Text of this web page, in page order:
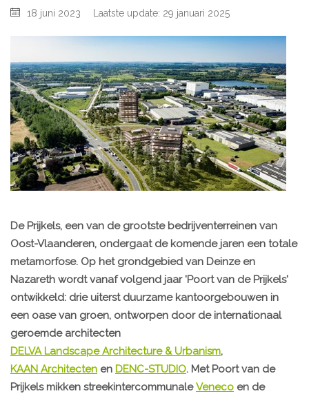
18 juni 2023 Laatste update: 29 januari 2025
De Prijkels, een van de grootste bedrijventerreinen van
Oost-Vlaanderen, ondergaat de komende jaren een totale
metamorfose. Op het grondgebied van Deinze en
Nazareth wordt vanaf volgend jaar 'Poort van de Prijkels'
ontwikkeld: drie uiterst duurzame kantoorgebouwen in
een oase van groen, ontworpen door de internationaal
geroemde architecten
DELVA Landscape Architecture & Urbanism,
KAAN Architecten en DENC-STUDIO. Met Poort van de
Prijkels mikken streekintercommunaleVeneco en de